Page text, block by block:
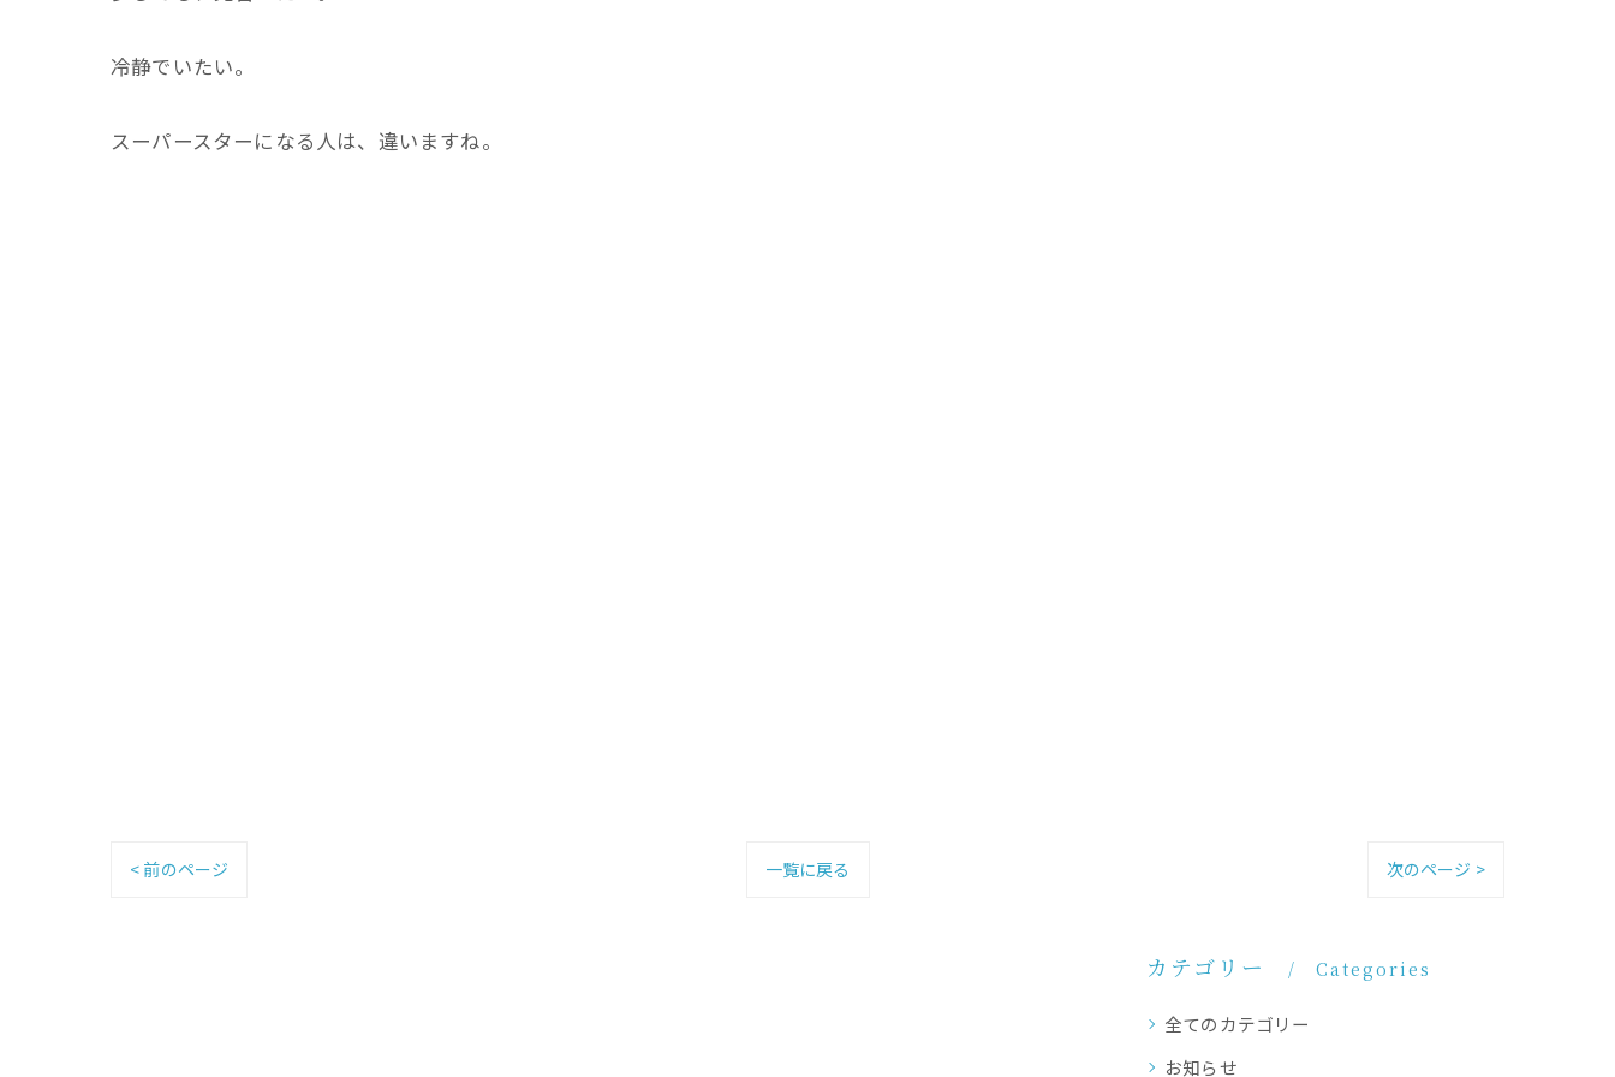
冷静でいたい。
スーパースターになる人は、違いますね。
< 前のページ 一覧に戻る 次のページ >
カテゴリー Categories
全てのカテゴリー
お知らせ